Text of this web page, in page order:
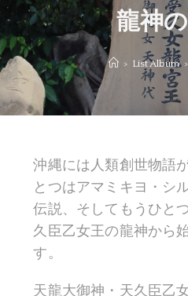
龍神
> List Album >
沖縄には人類創世物語
とつはアマミキヨ・シ
伝説、そしてもうひと
久臣乙女王の龍神から
す。
天龍大御神・天久臣乙